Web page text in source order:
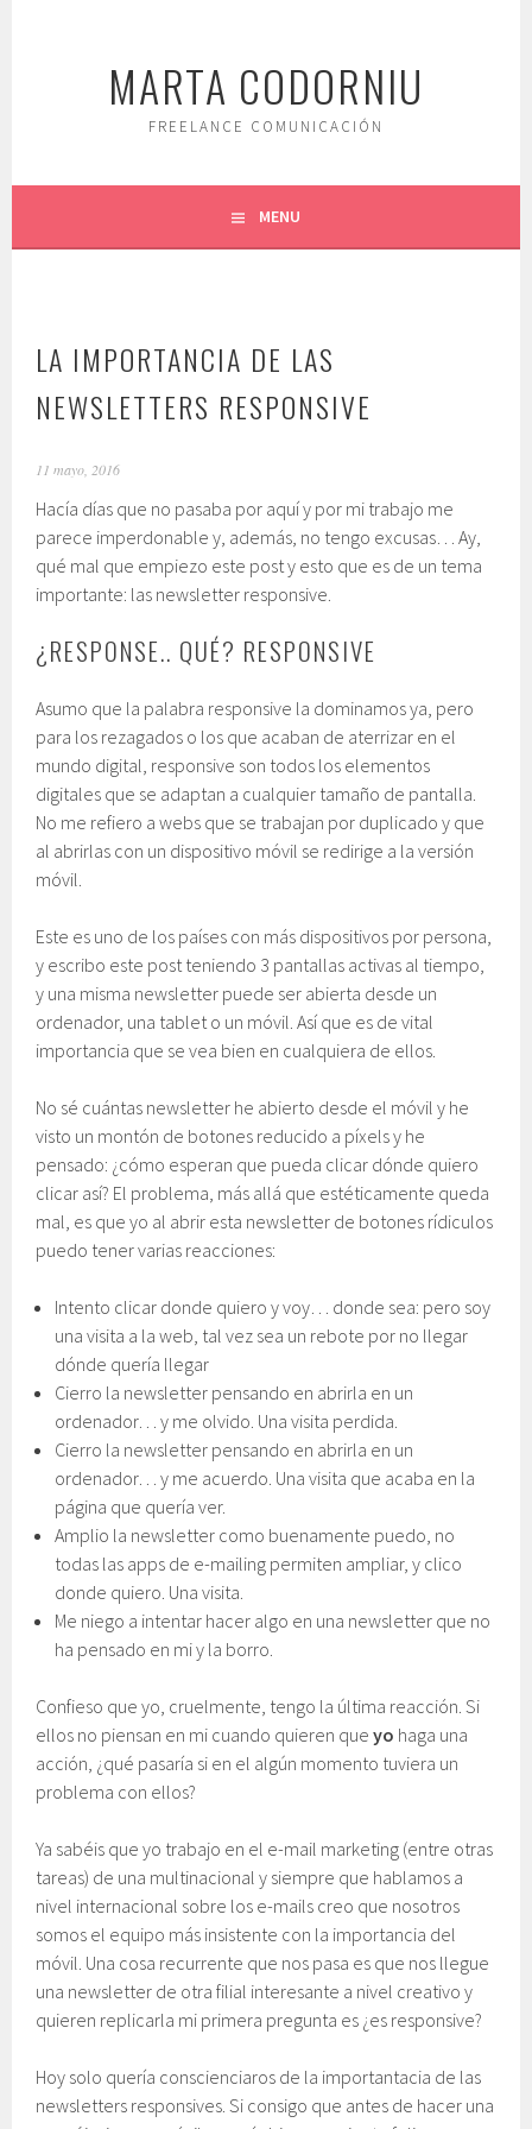
MARTA CODORNIU
FREELANCE COMUNICACIÓN
MENU
LA IMPORTANCIA DE LAS
NEWSLETTERS RESPONSIVE
11 mayo, 2016
Hacía días que no pasaba por aquí y por mi trabajo me
parece imperdonable y, además, no tengo excusas… Ay,
qué mal que empiezo este post y esto que es de un tema
importante: las newsletter responsive.
¿RESPONSE.. QUÉ? RESPONSIVE
Asumo que la palabra responsive la dominamos ya, pero
para los rezagados o los que acaban de aterrizar en el
mundo digital, responsive son todos los elementos
digitales que se adaptan a cualquier tamaño de pantalla.
No me refiero a webs que se trabajan por duplicado y que
al abrirlas con un dispositivo móvil se redirige a la versión
móvil.
Este es uno de los países con más dispositivos por persona,
y escribo este post teniendo 3 pantallas activas al tiempo,
y una misma newsletter puede ser abierta desde un
ordenador, una tablet o un móvil. Así que es de vital
importancia que se vea bien en cualquiera de ellos.
No sé cuántas newsletter he abierto desde el móvil y he
visto un montón de botones reducido a píxels y he
pensado: ¿cómo esperan que pueda clicar dónde quiero
clicar así? El problema, más allá que estéticamente queda
mal, es que yo al abrir esta newsletter de botones rídiculos
puedo tener varias reacciones:
Intento clicar donde quiero y voy… donde sea: pero soy
una visita a la web, tal vez sea un rebote por no llegar
dónde quería llegar
Cierro la newsletter pensando en abrirla en un
ordenador… y me olvido. Una visita perdida.
Cierro la newsletter pensando en abrirla en un
ordenador… y me acuerdo. Una visita que acaba en la
página que quería ver.
Amplio la newsletter como buenamente puedo, no
todas las apps de e-mailing permiten ampliar, y clico
donde quiero. Una visita.
Me niego a intentar hacer algo en una newsletter que no
ha pensado en mi y la borro.
Confieso que yo, cruelmente, tengo la última reacción. Si
ellos no piensan en mi cuando quieren queyo haga una
acción, ¿qué pasaría si en el algún momento tuviera un
problema con ellos?
Ya sabéis que yo trabajo en el e-mail marketing (entre otras
tareas) de una multinacional y siempre que hablamos a
nivel internacional sobre los e-mails creo que nosotros
somos el equipo más insistente con la importancia del
móvil. Una cosa recurrente que nos pasa es que nos llegue
una newsletter de otra filial interesante a nivel creativo y
quieren replicarla mi primera pregunta es ¿es responsive?
Hoy solo quería conscienciaros de la importantacia de las
newsletters responsives. Si consigo que antes de hacer una